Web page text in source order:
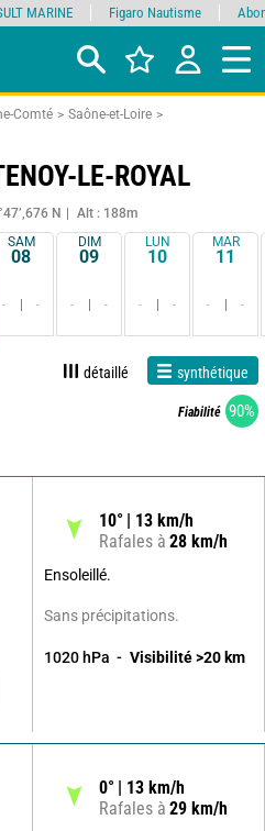
Comté
Saône-et-Loire
LE-ROYAL
N Alt : 188m
SAM
08
- -
DIM
09
- -
LUN
10
- -
MAR
11
- -
détaillé synthétique
Fiabilité 90%
10° 13 km/h
Rafales à 28 km/h
Ensoleillé.
Sans précipitations.
1020 hPa Visibilité >20 km
0° 13 km/h
Rafales à 29 km/h
MARINE Figaro Nautisme